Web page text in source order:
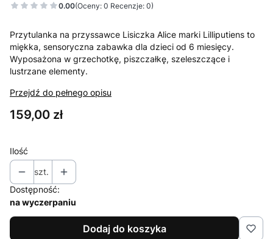
0.00(Oceny: 0 Recenzje: 0)
Przytulanka na przyssawce Lisiczka Alice marki Lilliputiens to
miękka, sensoryczna zabawka dla dzieci od 6 miesięcy.
Wyposażona w grzechotkę, piszczałkę, szeleszczące i
lustrzane elementy.
Przejdź do pełnego opisu
Cena
159,00 zł
Ilość
szt.
Dostępność:
na wyczerpaniu
Dodaj do koszyka